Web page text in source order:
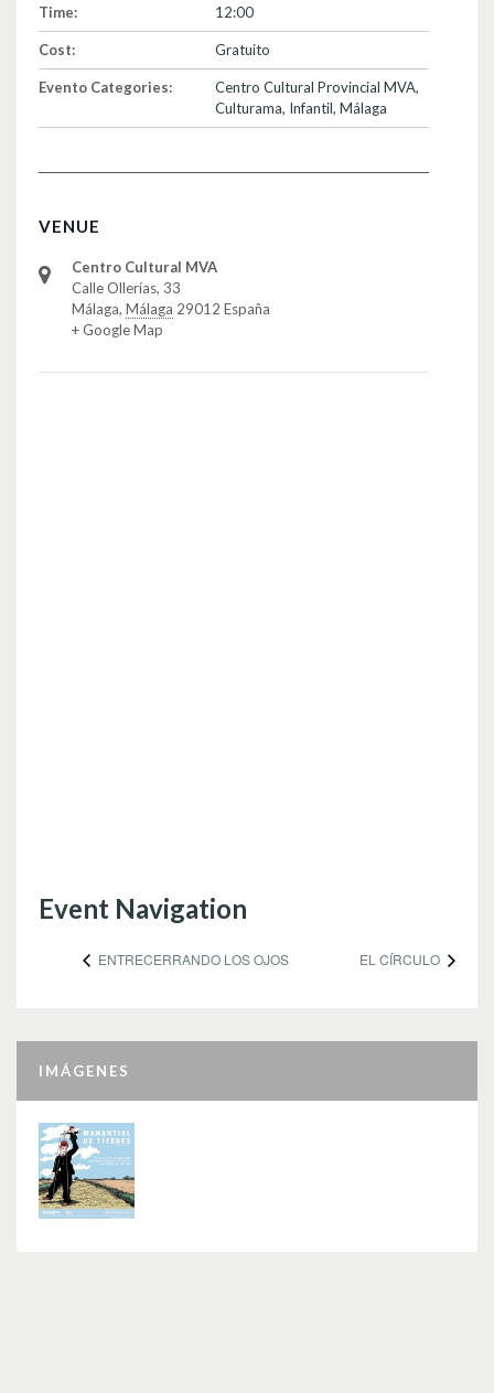
Time: 12:00
Cost: Gratuito
Evento Categories: Centro Cultural Provincial MVA,
Culturama, Infantil, Málaga
VENUE
Centro Cultural MVA
Calle Ollerías, 33
Málaga, Málaga 29012 España
+ Google Map
Event Navigation
ENTRECERRANDO LOS OJOS EL CÍRCULO
IMÁGENES